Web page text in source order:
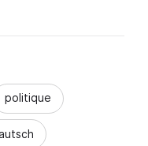
politique